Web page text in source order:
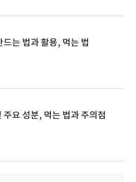
드는 법과 활용, 먹는 법
주요 성분, 먹는 법과 주의점